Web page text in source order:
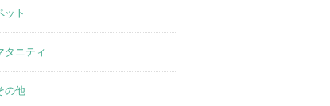
ット
タニティ
の他